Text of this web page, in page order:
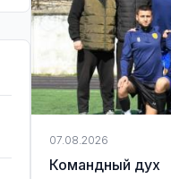
07.08.2026
Командный дух